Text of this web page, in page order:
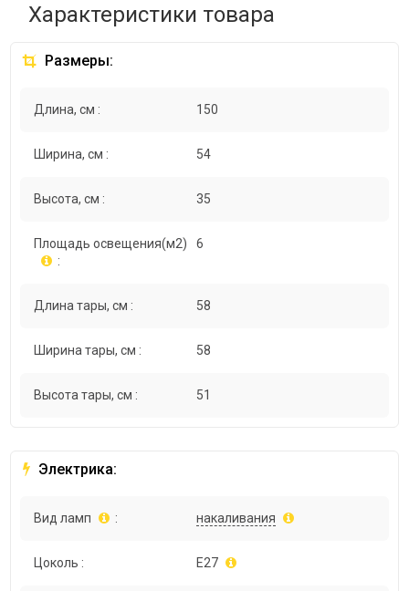
Характеристики товара
Размеры:
Длина, см : 150
Ширина, см : 54
Высота, см : 35
Площадь освещения(м2)
:
6
Длина тары, см : 58
Ширина тары, см : 58
Высота тары, см : 51
Электрика:
Вид ламп : накаливания
Цоколь : E27